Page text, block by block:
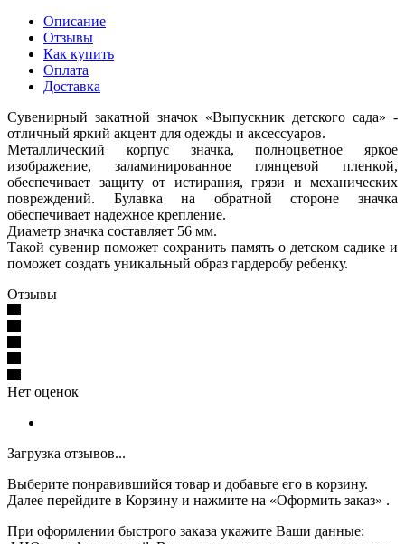
Описание
Отзывы
Как купить
Оплата
Доставка
Сувенирный закатной значок «Выпускник детского сада» -
отличный яркий акцент для одежды и аксессуаров.
Металлический корпус значка, полноцветное яркое
изображение, заламинированное глянцевой пленкой,
обеспечивает защиту от истирания, грязи и механических
повреждений. Булавка на обратной стороне значка
обеспечивает надежное крепление.
Диаметр значка составляет 56 мм.
Такой сувенир поможет сохранить память о детском садике и
поможет создать уникальный образ гардеробу ребенку.
Отзывы
Нет оценок
Загрузка отзывов...
Выберите понравившийся товар и добавьте его в корзину.
Далее перейдите в Корзину и нажмите на «Оформить заказ» .
При оформлении быстрого заказа укажите Ваши данные: